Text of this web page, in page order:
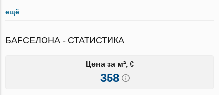
ещё
БАРСЕЛОНА - СТАТИСТИКА
Цена за м², €
358